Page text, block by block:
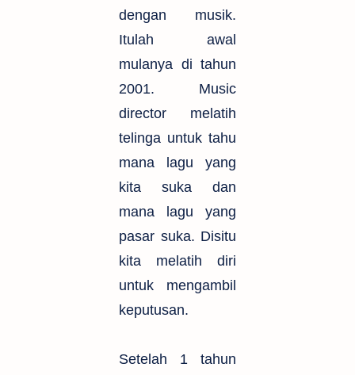
dengan musik.
Itulah awal
mulanya di tahun
2001. Music
director melatih
telinga untuk tahu
mana lagu yang
kita suka dan
mana lagu yang
pasar suka. Disitu
kita melatih diri
untuk mengambil
keputusan.
Setelah 1 tahun